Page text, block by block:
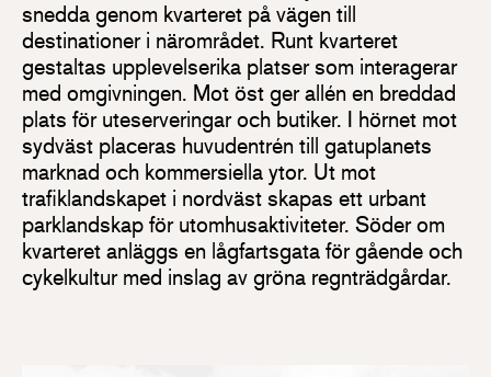
snedda genom kvarteret på vägen till
destinationer i närområdet. Runt kvarteret
gestaltas upplevelserika platser som interagerar
med omgivningen. Mot öst ger allén en breddad
plats för uteserveringar och butiker. I hörnet mot
sydväst placeras huvudentrén till gatuplanets
marknad och kommersiella ytor. Ut mot
trafiklandskapet i nordväst skapas ett urbant
parklandskap för utomhusaktiviteter. Söder om
kvarteret anläggs en lågfartsgata för gående och
cykelkultur med inslag av gröna regnträdgårdar.